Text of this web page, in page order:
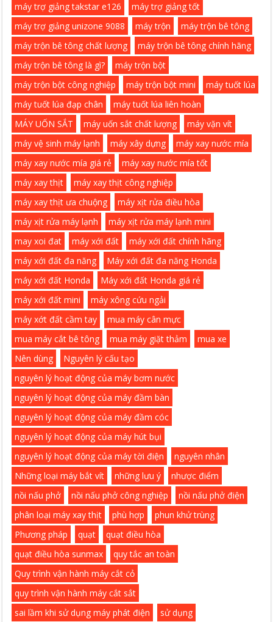
máy trợ giảng takstar e126
máy trợ giảng tốt
máy trợ giảng unizone 9088
máy trộn
máy trộn bê tông
máy trộn bê tông chất lượng
máy trộn bê tông chính hãng
máy trộn bê tông là gì?
máy trộn bột
máy trộn bột công nghiệp
máy trộn bột mini
máy tuốt lúa
máy tuốt lúa đạp chân
máy tuốt lúa liên hoàn
MÁY UỐN SẮT
máy uốn sắt chất lượng
máy vặn vít
máy vệ sinh máy lạnh
máy xây dựng
máy xay nước mía
máy xay nước mía giá rẻ
máy xay nước mía tốt
máy xay thịt
máy xay thịt công nghiệp
máy xay thịt ưa chuộng
máy xịt rửa điều hòa
máy xịt rửa máy lạnh
máy xịt rửa máy lạnh mini
may xoi đat
máy xới đất
máy xới đất chính hãng
máy xới đất đa năng
Máy xới đất đa năng Honda
máy xới đất Honda
Máy xới đất Honda giá rẻ
máy xới đất mini
máy xông cứu ngải
máy xớt đất cầm tay
mua máy cân mực
mua máy cắt bê tông
mua máy giặt thảm
mua xe
Nên dùng
Nguyên lý cấu tạo
nguyên lý hoạt động của máy bơm nước
nguyên lý hoạt động của máy đầm bàn
nguyên lý hoạt động của máy đầm cóc
nguyên lý hoạt động của máy hút bụi
nguyên lý hoạt động của máy tời điện
nguyên nhân
Những loại máy bắt vít
những lưu ý
nhược điểm
nồi nấu phở
nồi nấu phở công nghiệp
nồi nấu phở điện
phân loại máy xay thịt
phù hợp
phun khử trùng
Phương pháp
quạt
quạt điều hòa
quạt điều hòa sunmax
quy tắc an toàn
Quy trình vận hành máy cắt cỏ
quy trình vận hành máy cắt sắt
sai lầm khi sử dụng máy phát điện
sử dụng